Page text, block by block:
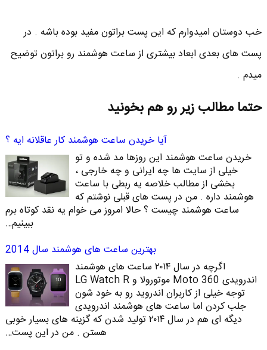
خب دوستان امیدوارم که این پست براتون مفید بوده باشه . در
پست های بعدی ابعاد بیشتری از ساعت هوشمند رو براتون توضیح
میدم .
حتما مطالب زیر رو هم بخونید
آیا خریدن ساعت هوشمند کار عاقلانه ایه ؟
خریدن ساعت هوشمند این روزها مد شده و تو
خیلی از سایت ها چه ایرانی و چه خارجی ،
بخشی از مطالب خلاصه یه ربطی با ساعت
هوشمند داره . من در پست های قبلی نوشتم که
ساعت هوشمند چیست ؟ حالا امروز می خوام یه نقد کوتاه برم
ببینیم…
بهترین ساعت های هوشمند سال 2014
اگرچه در سال ۲۰۱۴ ساعت های هوشمند
اندرویدی Moto 360 موتورولا و LG Watch R
توجه خیلی از کاربران اندروید رو به خود شون
جلب کردن اما ساعت های هوشمند اندرویدی
دیگه ای هم در سال ۲۰۱۴ تولید شدن که گزینه های بسیار خوبی
هستن . من در این پست…